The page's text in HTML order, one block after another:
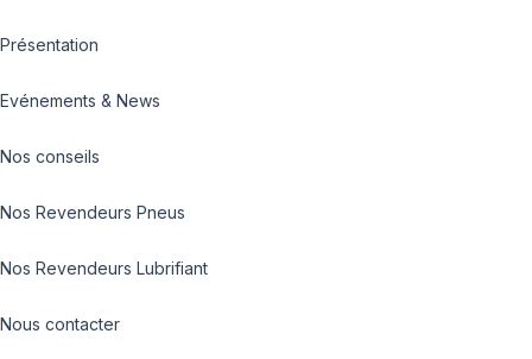
Présentation
Evénements & News
Nos conseils
Nos Revendeurs Pneus
Nos Revendeurs Lubrifiant
Nous contacter